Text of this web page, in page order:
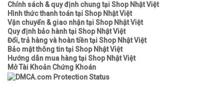
Chính sách & quy định chung tại Shop Nhật Việt
Hình thức thanh toán tại Shop Nhật Việt
Vận chuyển & giao nhận tại Shop Nhật Việt
Quy định bảo hành tại Shop Nhật Việt
Đổi, trả hàng và hoàn tiền tại Shop Nhật Việt
Bảo mật thông tin tại Shop Nhật Việt
Hướng dẫn mua hàng tại Shop Nhật Việt
Mở Tài Khoản Chứng Khoán